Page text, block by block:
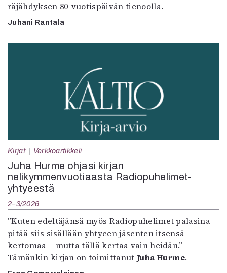
räjähdyksen 80-vuotispäivän tienoolla.
Juhani Rantala
Kirjat Verkkoartikkeli
Juha Hurme ohjasi kirjan
nelikymmenvuotiaasta Radiopuhelimet-
yhtyeestä
2–3/2026
”Kuten edeltäjänsä myös Radiopuhelimet palasina
pitää siis sisällään yhtyeen jäsenten itsensä
kertomaa – mutta tällä kertaa vain heidän.”
Tämänkin kirjan on toimittanut Juha Hurme.